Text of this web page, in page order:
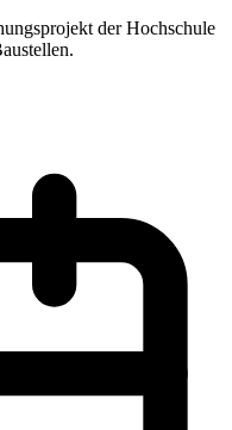
der Hochschule